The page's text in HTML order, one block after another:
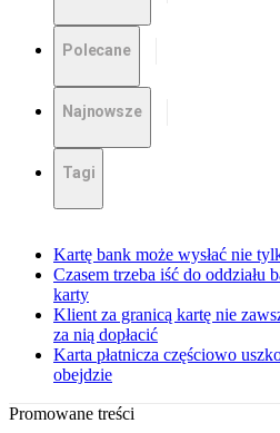
Polecane
Najnowsze
Tagi
Kartę bank może wysłać nie
Czasem trzeba iść do oddziału
karty
Klient za granicą kartę nie
za nią dopłacić
Karta płatnicza częściowo
obejdzie
Promowane treści